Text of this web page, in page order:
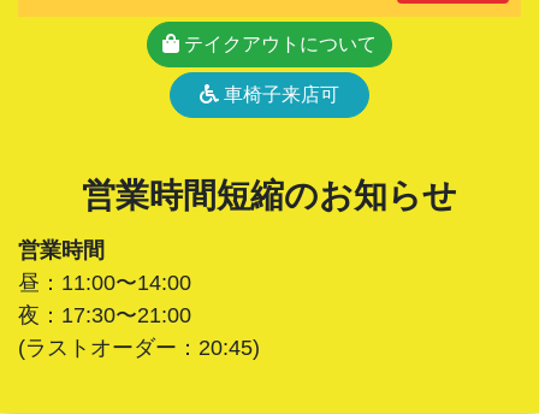
テイクアウトについて
車椅子来店可
営業時間短縮のお知らせ
営業時間
昼：11:00〜14:00
夜：17:30〜21:00
(ラストオーダー：20:45)